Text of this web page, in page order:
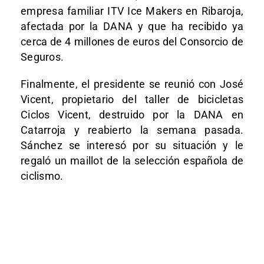
empresa familiar ITV Ice Makers en Ribaroja,
afectada por la DANA y que ha recibido ya
cerca de 4 millones de euros del Consorcio de
Seguros.
Finalmente, el presidente se reunió con José
Vicent, propietario del taller de bicicletas
Ciclos Vicent, destruido por la DANA en
Catarroja y reabierto la semana pasada.
Sánchez se interesó por su situación y le
regaló un maillot de la selección española de
ciclismo.